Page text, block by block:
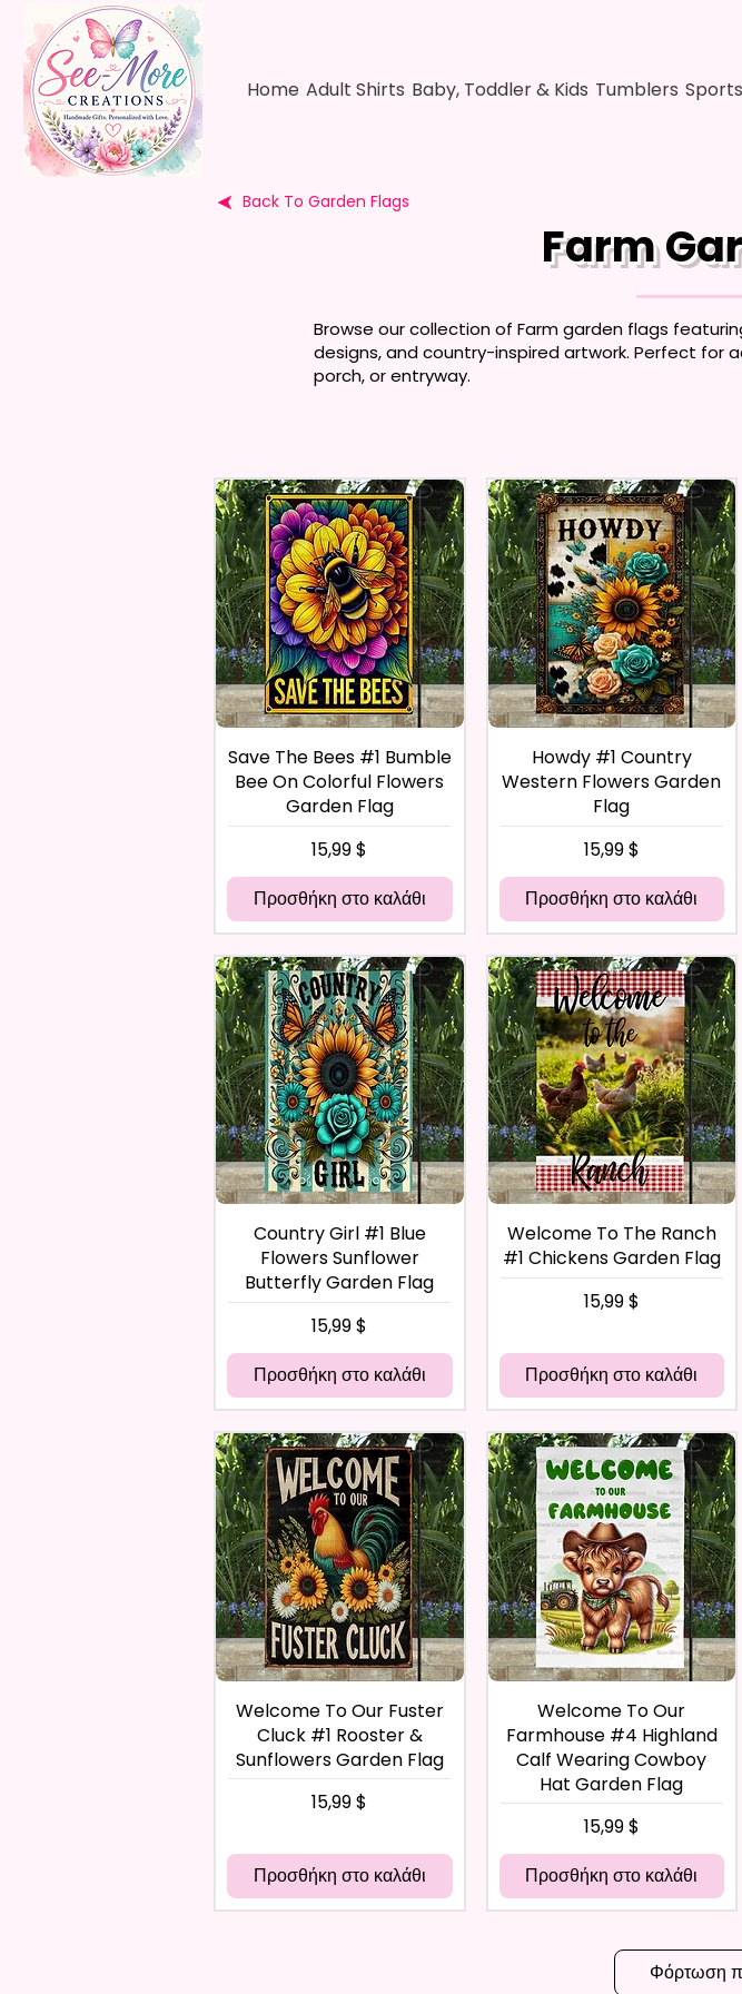
Home Adult Shirts Baby, Toddler & Kids Tumblers
Back To Garden Flags
Farm
Save The Bees #1 Bumble
Bee On Colorful Flowers
Garden Flag
Τιμή
15,99 $
Προσθήκη στο καλάθι
Howdy #1 Country
Western Flowers Garden
Flag
Τιμή
15,99 $
Προσθήκη στο καλάθι
Country Girl #1 Blue
Flowers Sunflower
Butterfly Garden Flag
Τιμή
15,99 $
Προσθήκη στο καλάθι
Welcome To The Ranch
#1 Chickens Garden Flag
Τιμή
15,99 $
Προσθήκη στο καλάθι
Welcome To Our Fuster
Cluck #1 Rooster &
Sunflowers Garden Flag
Τιμή
15,99 $
Προσθήκη στο καλάθι
Welcome To Our
Farmhouse #4 Highland
Calf Wearing Cowboy
Hat Garden Flag
Τιμή
15,99 $
Προσθήκη στο καλάθι
Φόρτωση
Browse our collection of Farm garden flags
designs, and country-inspired artwork. Perfect for
porch, or entryway.